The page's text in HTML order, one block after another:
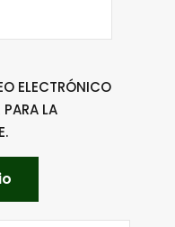
ELECTRÓNICO
LA